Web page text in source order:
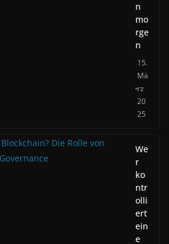
n
mo
rge
n
15.
Mä
rz
20
25
We
r
ko
ntr
olli
ert
ein
e